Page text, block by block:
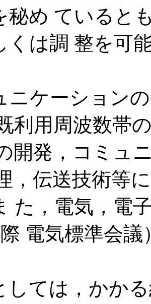
秘め ていると
くは調 整を可
ケーション
利用周波数帯
開発，コミュ
，伝送技術等
た，電気，電
電気標準会
ては，かか